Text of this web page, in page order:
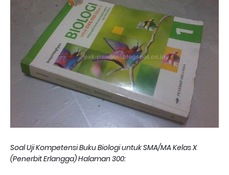
Soal Uji Kompetensi Buku Biologi untuk SMA/MA Kelas X
(Penerbit Erlangga) Halaman 300: